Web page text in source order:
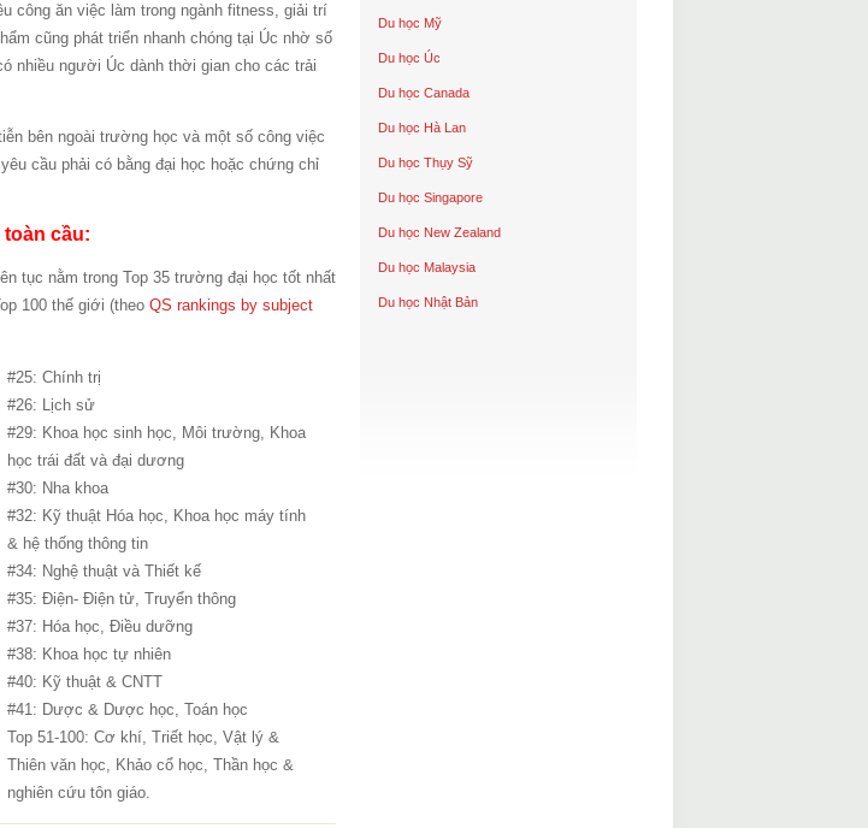
công ăn việc làm trong ngành fitness, giải trí
cũng phát triển nhanh chóng tại Úc nhờ số
nhiều người Úc dành thời gian cho các trải
bên ngoài trường học và một số công việc
cầu phải có bằng đại học hoặc chứng chỉ
toàn cầu:
tục nằm trong Top 35 trường đại học tốt nhất
100 thế giới (theo QS rankings by subject
#25: Chính trị
#26: Lịch sử
#29: Khoa học sinh học, Môi trường, Khoa
học trái đất và đại dương
#30: Nha khoa
#32: Kỹ thuật Hóa học, Khoa học máy tính
& hệ thống thông tin
#34: Nghệ thuật và Thiết kế
#35: Điện- Điện tử, Truyển thông
#37: Hóa học, Điều dưỡng
#38: Khoa học tự nhiên
#40: Kỹ thuật & CNTT
#41: Dược & Dược học, Toán học
Top 51-100: Cơ khí, Triết học, Vật lý &
Thiên văn học, Khảo cổ học, Thần học &
nghiên cứu tôn giáo.
Du học Mỹ
Du học Úc
Du học Canada
Du học Hà Lan
Du học Thụy Sỹ
Du học Singapore
Du học New Zealand
Du học Malaysia
Du học Nhật Bản